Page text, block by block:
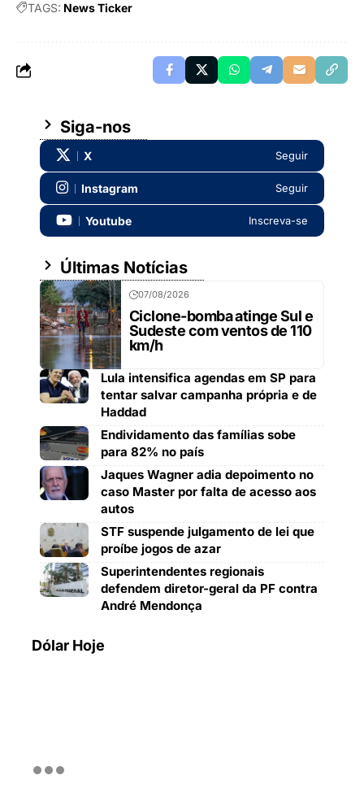
TAGS: News Ticker
Siga-nos
X Seguir
Instagram Seguir
Youtube Inscreva-se
Últimas Notícias
07/08/2026
Ciclone-bomba atinge Sul e
Sudeste com ventos de 110
km/h
Lula intensifica agendas em SP para
tentar salvar campanha própria e de
Haddad
Endividamento das famílias sobe
para 82% no país
Jaques Wagner adia depoimento no
caso Master por falta de acesso aos
autos
STF suspende julgamento de lei que
proíbe jogos de azar
Superintendentes regionais
defendem diretor-geral da PF contra
André Mendonça
Dólar Hoje